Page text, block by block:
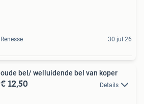
Renesse 30 jul 26
oude bel/ welluidende bel van koper
€ 12,50 Details